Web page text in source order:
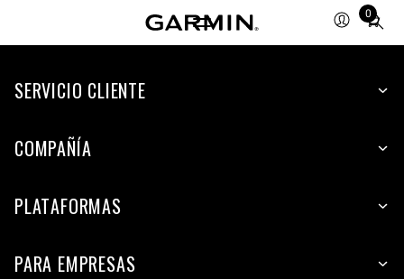
0
Total
items
cart:
SERVICIO CLIENTE
COMPAÑÍA
PLATAFORMAS
PARA EMPRESAS